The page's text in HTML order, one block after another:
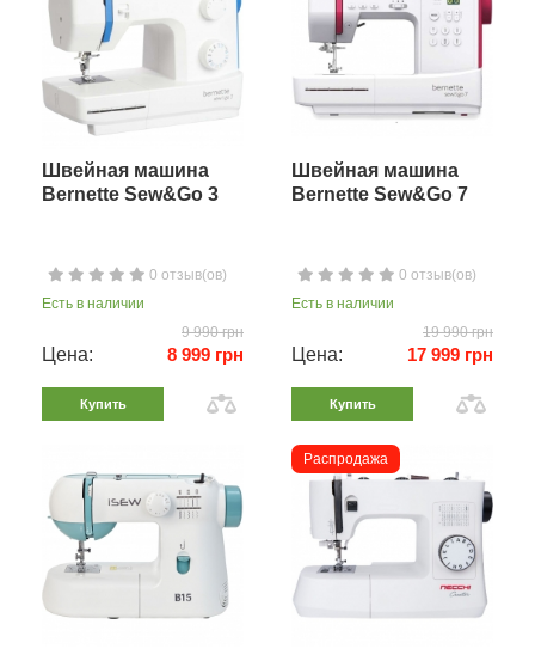
Швейная машина
Bernette Sew&Go 3
0 отзыв(ов)
Есть в наличии
9 990 грн
Цена: 8 999 грн
Купить
Швейная машина
Bernette Sew&Go 7
0 отзыв(ов)
Есть в наличии
19 990 грн
Цена: 17 999 грн
Купить
Распродажа